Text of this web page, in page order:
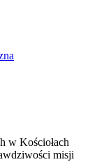
w Kościołach
misji